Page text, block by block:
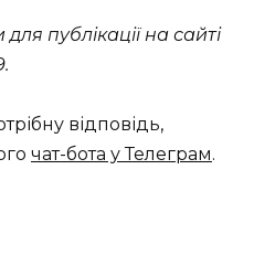
публікації на сайті
відповідь,
чат-бота у Телеграм.